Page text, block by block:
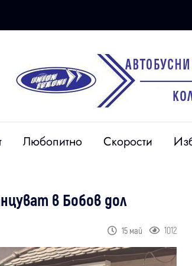
Любопитно Скорости
в Бобов дол
15 май 1012